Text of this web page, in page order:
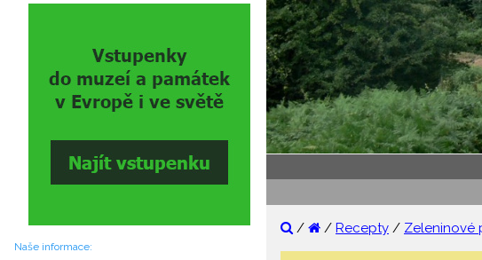
Naše informace:
/ / Recepty / Zeleninové